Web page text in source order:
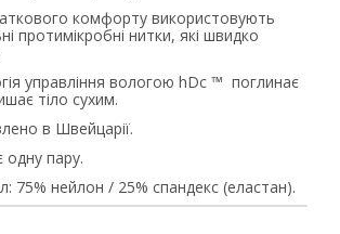
комфорту використовують
протимікробні нитки, які швидко
управління вологою hDc ™  поглинає
тіло сухим.
в Швейцарії.
одну пару.
75% нейлон / 25% спандекс (еластан).